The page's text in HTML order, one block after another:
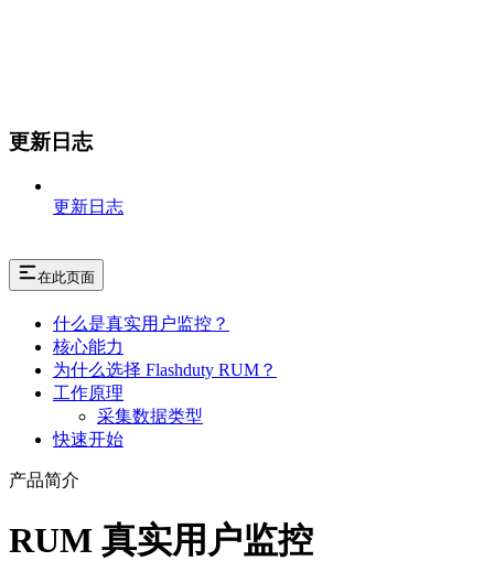
更新日志
更新日志
在此页面
什么是真实用户监控？
核心能力
为什么选择 Flashduty RUM？
工作原理
采集数据类型
快速开始
产品简介
RUM 真实用户监控